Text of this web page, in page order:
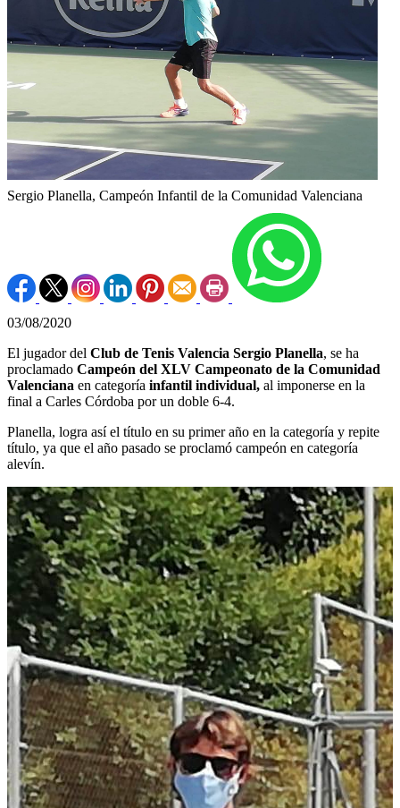
Sergio Planella, Campeón Infantil de la Comunidad Valenciana
03/08/2020
El jugador del Club de Tenis Valencia Sergio Planella, se ha
proclamado Campeón del XLV Campeonato de la Comunidad
Valenciana en categoría infantil individual, al imponerse en la
final a Carles Córdoba por un doble 6-4.
Planella, logra así el título en su primer año en la categoría y repite
título, ya que el año pasado se proclamó campeón en categoría
alevín.